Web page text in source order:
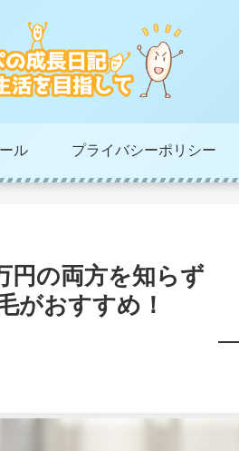
ル プライバシーポリシー
円の両方を知らず
がおすすめ！